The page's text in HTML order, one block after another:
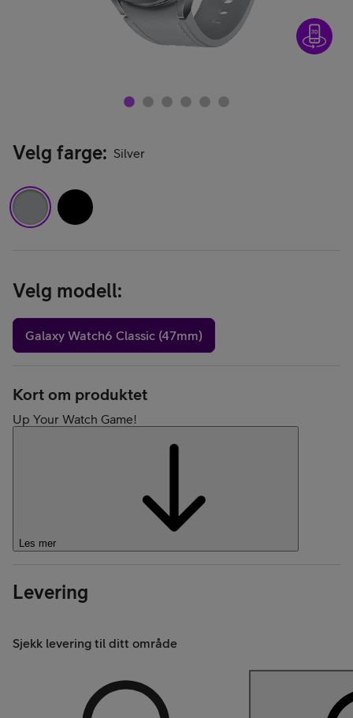
Velg farge: Silver
Velg modell:
Galaxy Watch6 Classic (47mm)
Kort om produktet
Up Your Watch Game!
Les mer
Levering
Sjekk levering til ditt område